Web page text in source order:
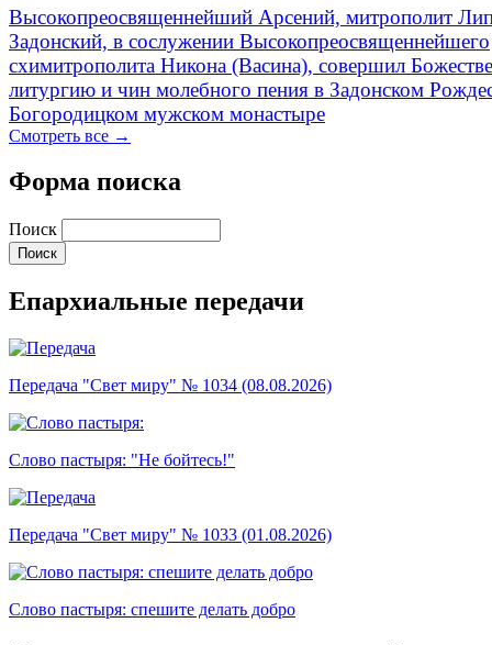
Высокопреосвященнейший Арсений, митрополит
Задонский, в сослужении Высокопреосвященнейшего
схимитрополита Никона (Васина), совершил
литургию и чин молебного пения в Задонском
Богородицком мужском монастыре
Смотреть все →
Форма поиска
Поиск
Епархиальные передачи
Передача "Свет миру" № 1034 (08.08.2026)
Слово пастыря: "Не бойтесь!"
Передача "Свет миру" № 1033 (01.08.2026)
Слово пастыря: спешите делать добро